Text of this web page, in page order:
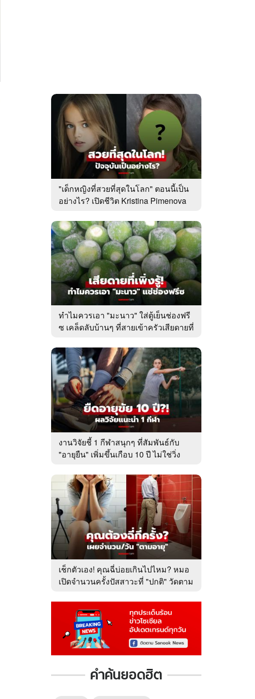
"เด็กหญิงที่สวยที่สุดในโลก" ตอนนี้เป็น
อย่างไร? เปิดชีวิต Kristina Pimenova
ทำไมควรเอา "มะนาว" ใส่ตู้เย็นช่องฟรี
ซ เคล็ดลับบ้านๆ ที่สายเข้าครัวเสียดายที่
งานวิจัยชี้ 1 กีฬาสนุกๆ ที่สัมพันธ์กับ
"อายุยืน" เพิ่มขึ้นเกือบ 10 ปี ไม่ใช่วิ่ง
เช็กตัวเอง! คุณฉี่บ่อยเกินไปไหม? หมอ
เปิดจำนวนครั้งปัสสาวะที่ "ปกติ" วัดตาม
คำค้นยอดฮิต